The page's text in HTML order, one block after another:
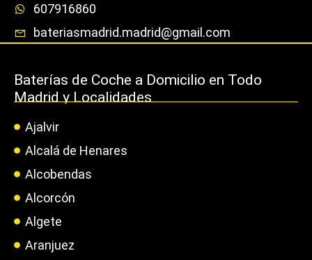
607916860
bateriasmadrid.madrid@gmail.com
Baterías de Coche a Domicilio en Todo
Madrid y Localidades
Ajalvir
Alcalá de Henares
Alcobendas
Alcorcón
Algete
Aranjuez